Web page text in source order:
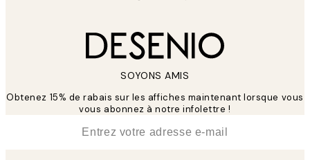
SOYONS AMIS
Obtenez 15% de rabais sur les affiches maintenant lorsque vous
vous abonnez à notre infolettre !